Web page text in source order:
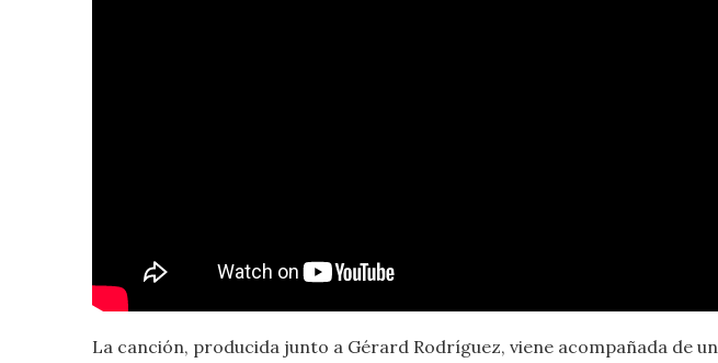
La canción, producida junto a Gérard Rodríguez, viene acompañada de un